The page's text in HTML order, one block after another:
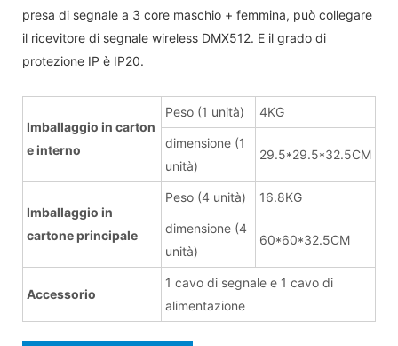
presa di segnale a 3 core maschio + femmina, può collegare
il ricevitore di segnale wireless DMX512. E il grado di
protezione IP è IP20.
Imballaggio in carton
e interno
Peso (1 unità) 4KG
dimensione (1
unità)
29.5*29.5*32.5CM
Imballaggio in
cartone principale
Peso (4 unità) 16.8KG
dimensione (4
unità)
60*60*32.5CM
Accessorio
1 cavo di segnale e 1 cavo di
alimentazione